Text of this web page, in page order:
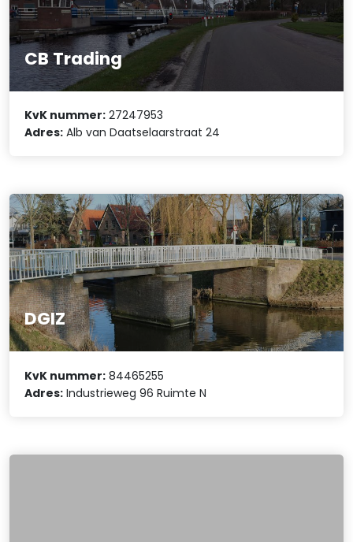
CB Trading
KvK nummer: 27247953
Adres: Alb van Daatselaarstraat 24
DGIZ
KvK nummer: 84465255
Adres: Industrieweg 96 Ruimte N